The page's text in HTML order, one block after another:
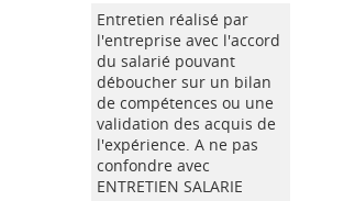
Entretien réalisé par
l'entreprise avec l'accord
du salarié pouvant
déboucher sur un bilan
de compétences ou une
validation des acquis de
l'expérience. A ne pas
confondre avec
ENTRETIEN SALARIE